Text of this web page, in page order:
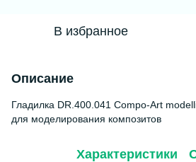
В избранное
Описание
Гладилка DR.400.041 Compo-Art
для моделирования композитов
Характеристики